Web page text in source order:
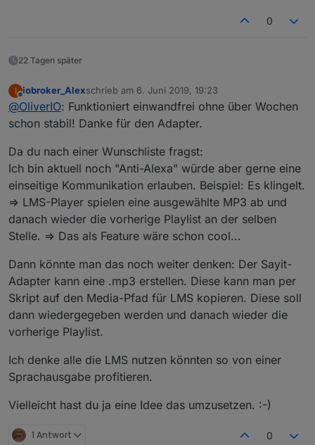
0
22 Tagen später
I
Offline
iobroker_Alexschrieb am 6. Juni 2019, 19:23
zuletzt editiert von
@OliverIO: Funktioniert einwandfrei ohne über Wochen
schon stabil! Danke für den Adapter.
Da du nach einer Wunschliste fragst:
Ich bin aktuell noch "Anti-Alexa" würde aber gerne eine
einseitige Kommunikation erlauben. Beispiel: Es klingelt.
=> LMS-Player spielen eine ausgewählte MP3 ab und
danach wieder die vorherige Playlist an der selben
Stelle. => Das als Feature wäre schon cool...
Dann könnte man das noch weiter denken: Der Sayit-
Adapter kann eine .mp3 erstellen. Diese kann man per
Skript auf den Media-Pfad für LMS kopieren. Diese soll
dann wiedergegeben werden und danach wieder die
vorherige Playlist.
Ich denke alle die LMS nutzen könnten so von einer
Sprachausgabe profitieren.
Vielleicht hast du ja eine Idee das umzusetzen. :-)
1 Antwort 0